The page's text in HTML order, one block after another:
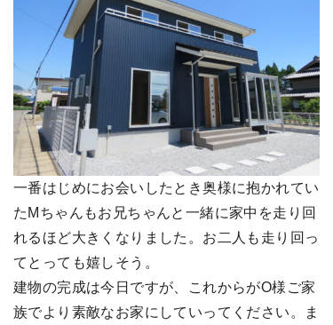
一番はじめにお会いしたとき奥様に抱かれてい
たMちゃんもお兄ちゃんと一緒に家中を走り回
れるほど大きくなりました。お二人も走り回っ
てとっても嬉しそう。
建物の完成は今日ですが、これからがO様ご家
族でより素敵なお家にしていってください。ま